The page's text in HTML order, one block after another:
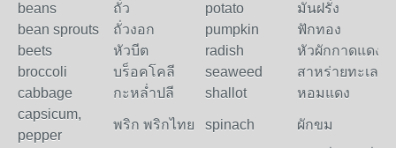
beans ถั่ว potato
มันฝรั่ง
bean sprouts
ถั่วงอก pumpkin
ฟักทอง
beets
หัวบีต radish
หัวผักกาดแดง
broccoli
บร็อคโคลี seaweed
สาหร่ายทะเล
cabbage
กะหลํ่าปลี shallot
หอมแดง
capsicum,
pepper
พริก พริกไทย spinach ผักขม